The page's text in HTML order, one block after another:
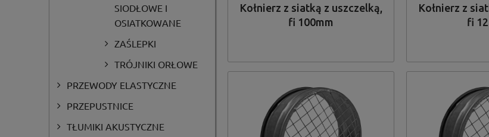
SIODŁOWE I
OSIATKOWANE
ZAŚLEPKI
TRÓJNIKI ORŁOWE
PRZEWODY ELASTYCZNE
PRZEPUSTNICE
TŁUMIKI AKUSTYCZNE
Kołnierz z siatką z uszczelką,
fi 100mm
Kołnierz z
fi